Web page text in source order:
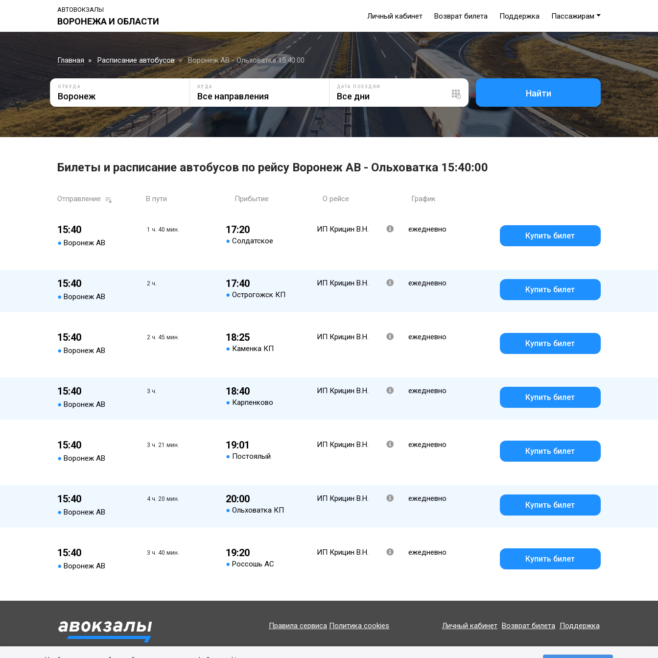
АВТОВОКЗАЛЫ
ВОРОНЕЖА И ОБЛАСТИ
Личный кабинет Возврат билета Поддержка Пассажирам
Главная Расписание автобусов Воронеж АВ - Ольховатка 15:40:00
ОТКУДА КУДА ДАТА ПОЕЗДКИ
Найти
Билеты и расписание автобусов по рейсу Воронеж АВ - Ольховатка 15:40:00
Отправление В пути Прибытие О рейсе График
15:40
● Воронеж АВ
1 ч. 40 мин. 17:20
● Солдатское
ИП Крицин В.Н. ежедневно
Купить билет
15:40
● Воронеж АВ
2 ч. 17:40
● Острогожск КП
ИП Крицин В.Н. ежедневно
Купить билет
15:40
● Воронеж АВ
2 ч. 45 мин. 18:25
● Каменка КП
ИП Крицин В.Н. ежедневно
Купить билет
15:40
● Воронеж АВ
3 ч. 18:40
● Карпенково
ИП Крицин В.Н. ежедневно
Купить билет
15:40
● Воронеж АВ
3 ч. 21 мин. 19:01
● Постоялый
ИП Крицин В.Н. ежедневно
Купить билет
15:40
● Воронеж АВ
4 ч. 20 мин. 20:00
● Ольховатка КП
ИП Крицин В.Н. ежедневно
Купить билет
15:40
● Воронеж АВ
3 ч. 40 мин. 19:20
● Россошь АС
ИП Крицин В.Н. ежедневно
Купить билет
Правила сервиса Политика cookies Личный кабинет Возврат билета Поддержка